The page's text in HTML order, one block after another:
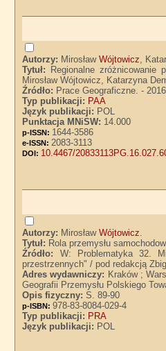
Autorzy: MirosławWójtowicz,
Tytuł:
Regionalne
Mirosław Wójtowicz, Katarzyna
Źródło: Prace Geograficzne. -
Typ publikacji: PAA
Język publikacji: POL
Punktacja MNiSW: 14.000
p-ISSN: 1644-3586
e-ISSN: 2083-3113
DOI: 10.4467/
Autorzy: MirosławWójtowicz.
Tytuł: Rola przemysłu
Źródło: W: Problematyka 32.
przestrzennych" / pod redakcją
Adres wydawniczy: Kraków ;
Geografii Przemysłu Polskiego
Opis fizyczny:S. 89-90
p-ISBN:978-83-8084-029-4
Typ publikacji: PRA
Język publikacji: POL